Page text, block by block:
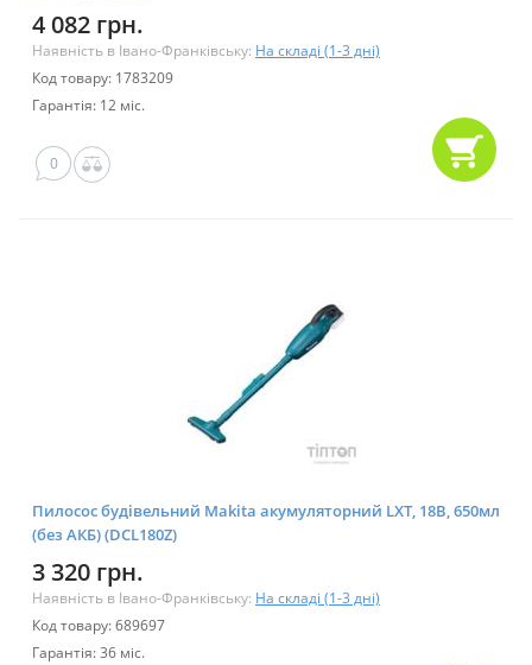
4 082 грн.
Наявність в Івано-Франківську: На складі (1-3 дні)
Код товару: 1783209
Гарантія: 12 міс.
0
Пилосос будівельний Makita акумуляторний LXT, 18В, 650мл
(без АКБ) (DCL180Z)
3 320 грн.
Наявність в Івано-Франківську: На складі (1-3 дні)
Код товару: 689697
Гарантія: 36 міс.